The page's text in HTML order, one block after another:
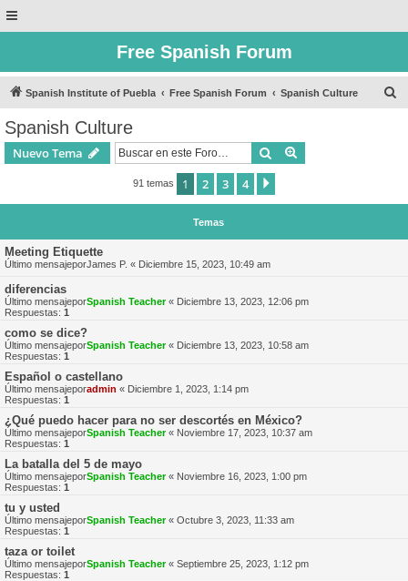
Free Spanish Forum
Spanish Institute of Puebla Free Spanish Forum Spanish Culture
Spanish Culture
Nuevo Tema Buscar
91 temas 1 2 3 4
Temas
Meeting Etiquette
Último mensajeporJames P. « Diciembre 15, 2023, 10:49 am
diferencias
Último mensajeporSpanish Teacher« Diciembre 13, 2023, 12:06 pm
Respuestas: 1
como se dice?
Último mensajeporSpanish Teacher« Diciembre 13, 2023, 10:58 am
Respuestas: 1
Español o castellano
Último mensajeporadmin « Diciembre 1, 2023, 1:14 pm
Respuestas: 1
¿Qué puedo hacer para no ser descortés en México?
Último mensajeporSpanish Teacher« Noviembre 17, 2023, 10:37 am
Respuestas: 1
La batalla del 5 de mayo
Último mensajeporSpanish Teacher« Noviembre 16, 2023, 1:00 pm
Respuestas: 1
tu y usted
Último mensajeporSpanish Teacher« Octubre 3, 2023, 11:33 am
Respuestas: 1
taza or toilet
Último mensajeporSpanish Teacher« Septiembre 25, 2023, 1:12 pm
Respuestas: 1